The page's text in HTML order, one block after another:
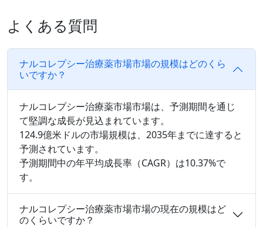
よくある質問
ナルコレプシー治療薬市場市場の規模はどのくら
いですか？
ナルコレプシー治療薬市場市場は、予測期間を通じ
て堅調な成長が見込まれています。
124.9億米ドルの市場規模は、2035年までに達すると
予測されています。
予測期間中の年平均成長率（CAGR）は10.37%で
す。
ナルコレプシー治療薬市場市場の現在の規模はど
のくらいですか？